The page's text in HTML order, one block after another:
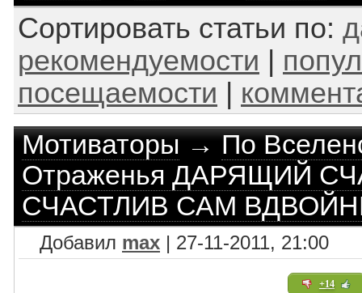
Сортировать статьи по:
рекомендуемости
посещаемости
Мотиваторы→По
Отраженья ДАРЯЩИЙ
СЧАСТЛИВ САМ
Добавил max | 27-11-2011, 21:00
+14